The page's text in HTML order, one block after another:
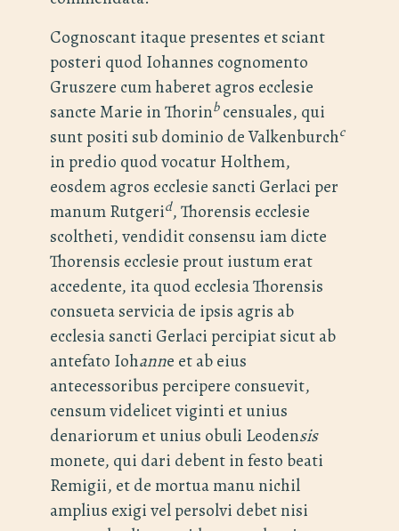
Cognoscant itaque presentes et sciant
posteri quod Iohannes cognomento
Gruszere cum haberet agros ecclesie
sancte Marie in Thorinbcensuales, qui
sunt positi sub dominio de Valkenburchc
in predio quod vocatur Holthem,
eosdem agros ecclesie sancti Gerlaci per
manum Rutgerid, Thorensis ecclesie
scoltheti, vendidit consensu iam dicte
Thorensis ecclesie prout iustum erat
accedente, ita quod ecclesia Thorensis
consueta servicia de ipsis agris ab
ecclesia sancti Gerlaci percipiat sicut ab
antefato Iohanne et ab eius
antecessoribus percipere consuevit,
censum videlicet viginti et unius
denariorum et unius obuli Leodensis
monete, qui dari debent in festo beati
Remigii, et de mortua manu nichil
amplius exigi vel persolvi debet nisi